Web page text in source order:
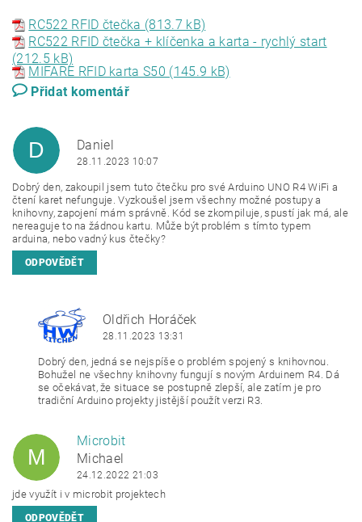
RC522 RFID čtečka (813.7 kB)
RC522 RFID čtečka + klíčenka a karta - rychlý start
(212.5 kB)
MIFARE RFID karta S50 (145.9 kB)
Přidat komentář
D Daniel
28.11.2023 10:07
Dobrý den, zakoupil jsem tuto čtečku pro svéArduino UNO R4 WiFi a
čtení karet nefunguje. Vyzkoušel jsem všechny možné postupy a
knihovny, zapojení mám správně. Kód se zkompiluje, spustí jak má, ale
nereaguje to na žádnou kartu. Může být problém s tímto typem
arduina, nebo vadný kus čtečky?
ODPOVĚDĚT
OH Oldřich Horáček
28.11.2023 13:31
Dobrý den, jedná se nejspíše o problém spojený s knihovnou.
Bohužel ne všechny knihovny fungují s novým Arduinem R4. Dá
se očekávat, že situace se postupně zlepší, ale zatím je pro
tradiční Arduino projekty jistější použít verzi R3.
M
Microbit
Michael
24.12.2022 21:03
jde využít i v microbit projektech
ODPOVĚDĚT